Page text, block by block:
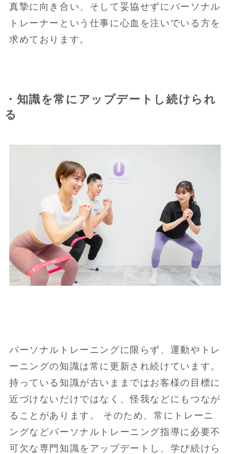
真摯に向き合い、そして妥協せずにパーソナル
トレーナーという仕事に心血を注いでいる方を
求めております。
・知識を常にアップデートし続けられ
る
パーソナルトレーニングに限らず、運動やトレ
ーニングの知識は常に更新され続けています。
持っている知識が古いままではお客様の目標に
近づけないだけではなく、怪我などにもつなが
ることがあります。 そのため、常にトレーニ
ングなどパーソナルトレーニング指導に必要不
可欠な専門知識をアップデートし、学び続けら